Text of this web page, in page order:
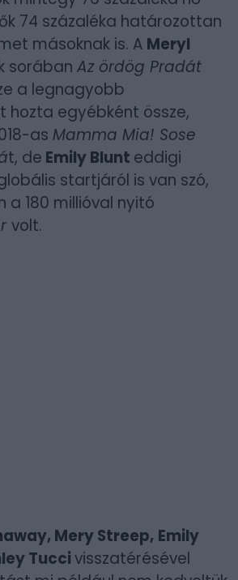
74 százaléka határozottan
másoknak is. A Meryl
sorában Az ördög Pradát
a legnagyobb
hozta egyébként össze,
as Mamma Mia! Sose
t, de Emily Blunt eddigi
startjáról is van szó,
a 180 millióval nyitó
volt.
Mery Streep, Emily
Tuccivisszatérésével